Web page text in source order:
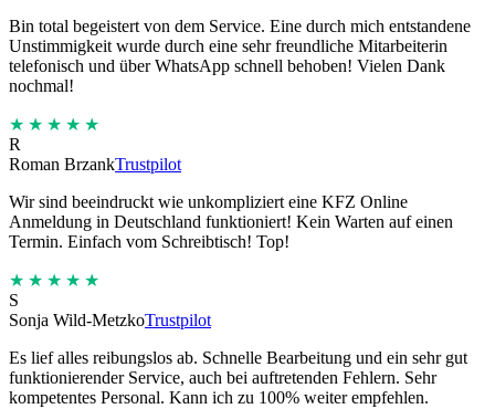
Bin total begeistert von dem Service. Eine durch mich entstandene
Unstimmigkeit wurde durch eine sehr freundliche Mitarbeiterin
telefonisch und über WhatsApp schnell behoben! Vielen Dank
nochmal!
★★★★★
R
Roman BrzankTrustpilot
Wir sind beeindruckt wie unkompliziert eine KFZ Online
Anmeldung in Deutschland funktioniert! Kein Warten auf einen
Termin. Einfach vom Schreibtisch! Top!
★★★★★
S
Sonja Wild-MetzkoTrustpilot
Es lief alles reibungslos ab. Schnelle Bearbeitung und ein sehr gut
funktionierender Service, auch bei auftretenden Fehlern. Sehr
kompetentes Personal. Kann ich zu 100% weiter empfehlen.